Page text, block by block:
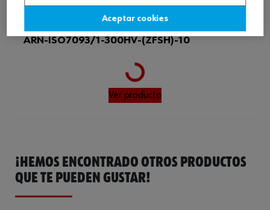
ARN-ISO7093/1-300HV-(ZFSH)-10
Loading...
Ver producto
¡HEMOS ENCONTRADO OTROS PRODUCTOS
QUE TE PUEDEN GUSTAR!
Aceptar cookies